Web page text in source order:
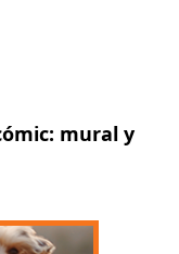
mural y